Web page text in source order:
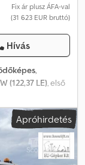
Fix ár plusz ÁFA-val
(31 623 EUR bruttó)
Hívás
,
(122,37 LE) , első
osztály:Euro
3 430 h,
Multitel
Futásteljesítmény
Apróhirdetés